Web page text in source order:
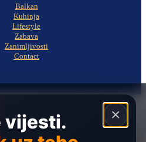
Balkan
Kuhinja
Lifestyle
Zabava
Zanimljivosti
Contact
×
vijesti.